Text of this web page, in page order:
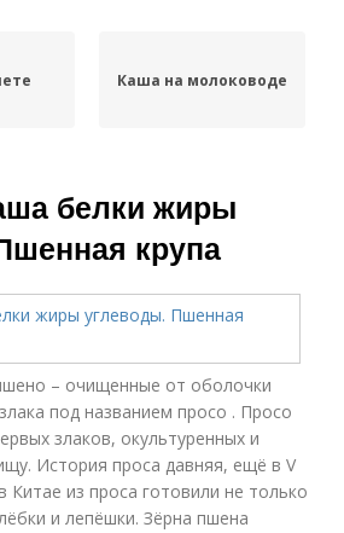
Каша на молоководе
белки жиры
крупа
– очищенные от оболочки
под названием просо . Просо
злаков, окультуренных и
История проса давняя, ещё в V
Китае из проса готовили не только
и лепёшки. Зёрна пшена